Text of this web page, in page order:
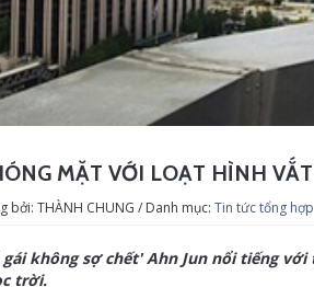
MẶT VỚI LOẠT HÌNH
bởi: THÀNH CHUNG / Danh mục: Tin tức tổng hợp
gái không sợ chết' Ahn Jun nổi tiếng
trời.